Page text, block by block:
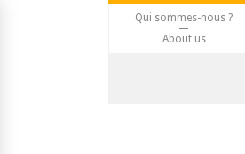
Qui sommes-nous ?
About us